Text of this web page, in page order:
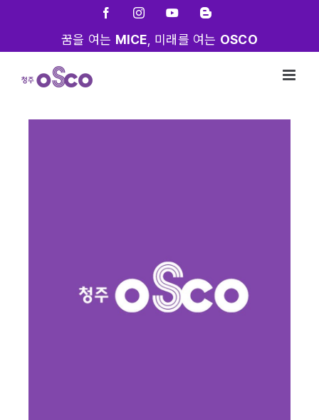
FacebookInstagramYouTubeBlogger
꿈을 여는 MICE , 미래를 여는 OSCO